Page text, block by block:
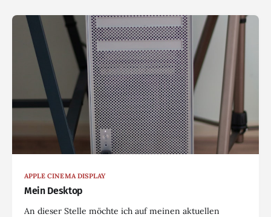
APPLE CINEMA DISPLAY
Mein Desktop
An dieser Stelle möchte ich auf meinen aktuellen